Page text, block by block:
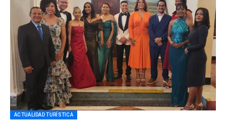
ACTUALIDAD TURÍSTICA